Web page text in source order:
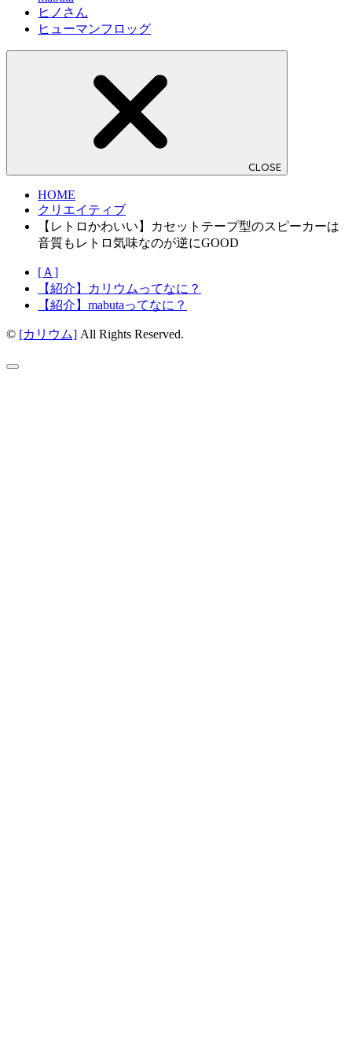
ヒノさん
ヒューマンフロッグ
CLOSE
HOME
クリエイティブ
【レトロかわいい】カセットテープ型のスピーカーは
音質もレトロ気味なのが逆にGOOD
[Ａ]
【紹介】カリウムってなに？
【紹介】mabutaってなに？
© [カリウム] All Rights Reserved.